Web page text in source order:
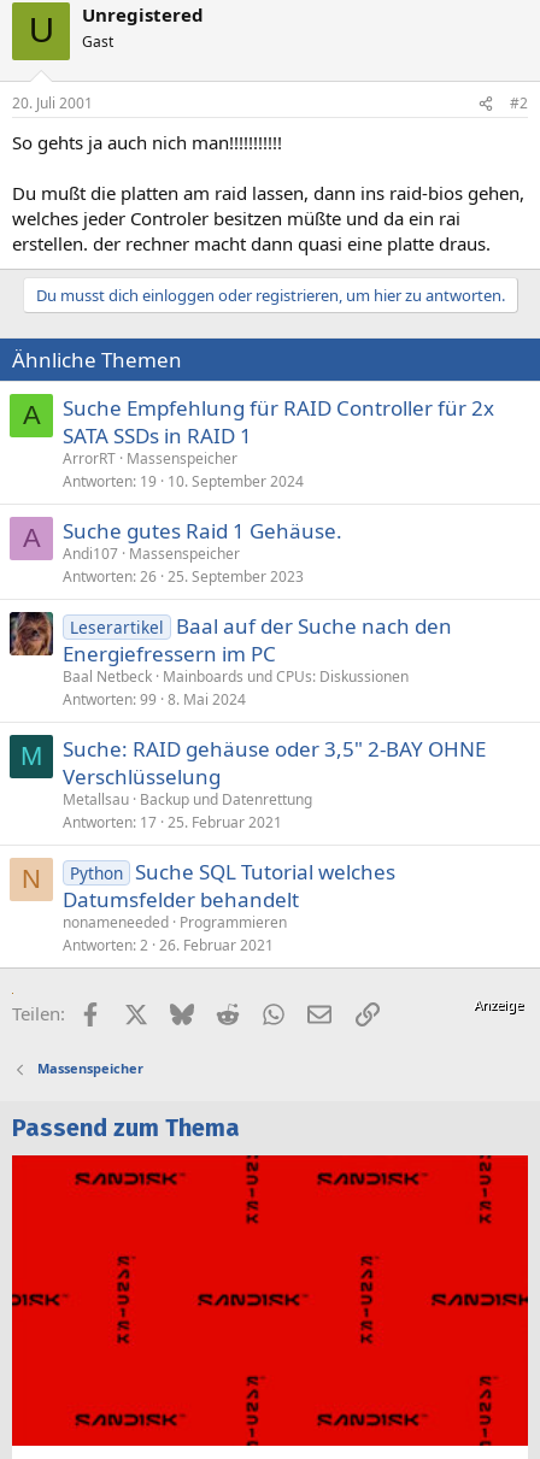
U Unregistered
Gast
20. Juli 2001 #2
So gehts ja auch nich man!!!!!!!!!!!
Du mußt die platten am raid lassen, dann ins raid-bios gehen,
welches jeder Controler besitzen müßte und da ein rai
erstellen. der rechner macht dann quasi eine platte draus.
Du musst dich einloggen oder registrieren, um hier zu antworten.
Ähnliche Themen
A
Suche Empfehlung für RAID Controller für 2x
SATA SSDs in RAID 1
ArrorRT Massenspeicher
Antworten 19 10. September 2024
A Suche gutes Raid 1 Gehäuse.
Andi107 Massenspeicher
Antworten 26 25. September 2023
Leserartikel
Baal auf der Suche nach den
Energiefressern im PC
Baal Netbeck Mainboards und CPUs: Diskussionen
Antworten 99 8. Mai 2024
M
Suche: RAID gehäuse oder 3,5" 2-BAY OHNE
Verschlüsselung
Metallsau Backup und Datenrettung
Antworten 17 25. Februar 2021
N Python Suche SQL Tutorial welches
Datumsfelder behandelt
nonameneeded Programmieren
Antworten 2 26. Februar 2021
Teilen: FacebookX (Twitter)
BlueskyRedditWhatsApp
E-MailLink
Massenspeicher
Passend zum Thema